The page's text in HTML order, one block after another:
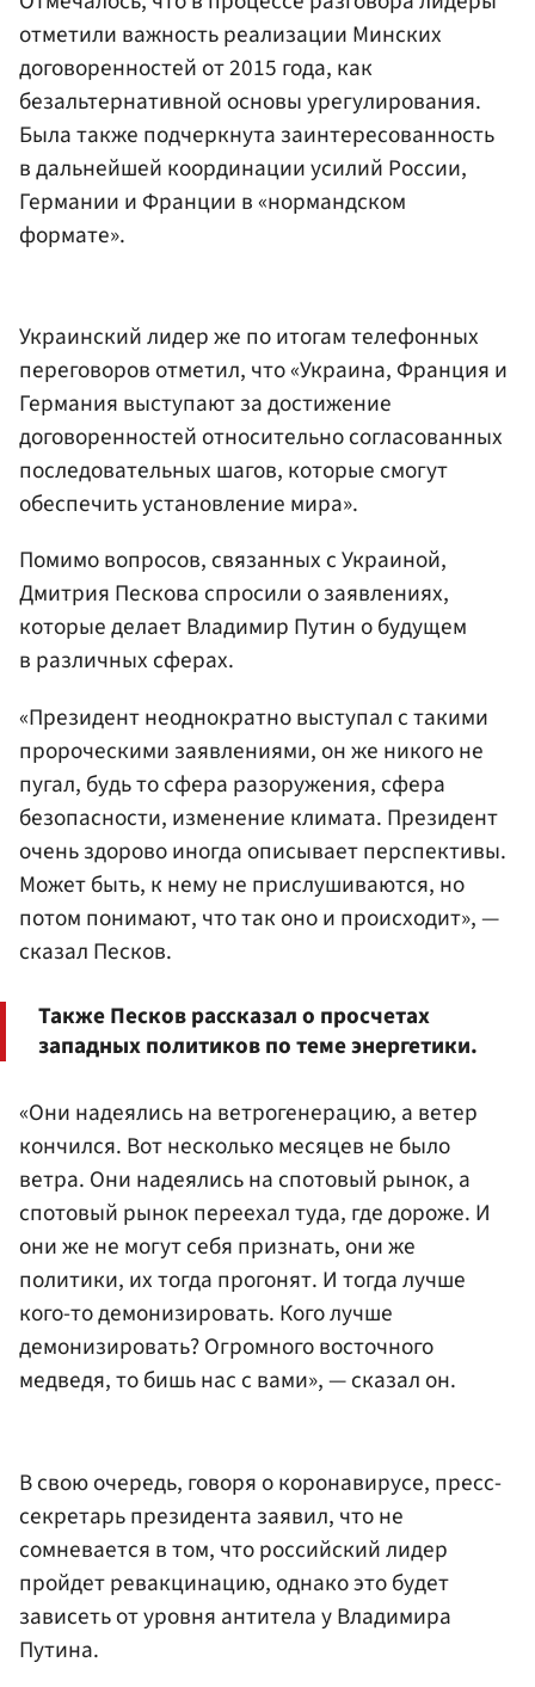
отметили важность реализации Минских
договоренностей от 2015 года, как
безальтернативной основы урегулирования.
Была также подчеркнута заинтересованность
в дальнейшей координации усилий России,
Германии и Франции в «нормандском
формате».
Украинский лидер же по итогам телефонных
переговоров отметил, что «Украина, Франция и
Германия выступают за достижение
договоренностей относительно согласованных
последовательных шагов, которые смогут
обеспечить установление мира».
Помимо вопросов, связанных с Украиной,
Дмитрия Пескова спросили о заявлениях,
которые делает Владимир Путин о будущем
в различных сферах.
«Президент неоднократно выступал с такими
пророческими заявлениями, он же никого не
пугал, будь то сфера разоружения, сфера
безопасности, изменение климата. Президент
очень здорово иногда описывает перспективы.
Может быть, к нему не прислушиваются, но
потом понимают, что так оно и происходит», —
сказал Песков.
Также Песков рассказал о просчетах
западных политиков по теме энергетики.
«Они надеялись на ветрогенерацию, а ветер
кончился. Вот несколько месяцев не было
ветра. Они надеялись на спотовый рынок, а
спотовый рынок переехал туда, где дороже. И
они же не могут себя признать, они же
политики, их тогда прогонят. И тогда лучше
кого-то демонизировать. Кого лучше
демонизировать? Огромного восточного
медведя, то бишь нас с вами», — сказал он.
В свою очередь, говоря о коронавирусе, пресс-
секретарь президента заявил, что не
сомневается в том, что российский лидер
пройдет ревакцинацию, однако это будет
зависеть от уровня антитела у Владимира
Путина.